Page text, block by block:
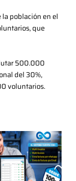
población en el
que
500.000
del 30%,
voluntarios.